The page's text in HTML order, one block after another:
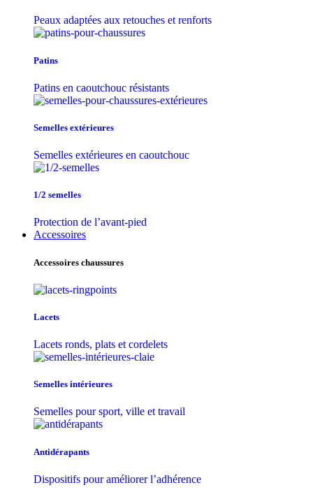
Peaux adaptées aux retouches et renforts
Patins
Patins en caoutchouc résistants
Semelles extérieures
Semelles extérieures en caoutchouc
1/2 semelles
Protection de l’avant-pied
Accessoires
Accessoires chaussures
Lacets
Lacets ronds, plats et cordelets
Semelles intérieures
Semelles pour sport, ville et travail
Antidérapants
Dispositifs pour améliorer l’adhérence